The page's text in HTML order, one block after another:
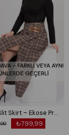
98
105
112
120
128
- FARKLI VEYA AYNI
GEÇERLİ
Royal Plaid Slit Skirt – Ekose Premium Maxi Etek 6831
₺799,99